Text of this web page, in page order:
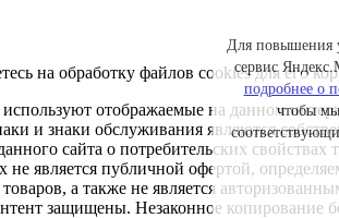
на обработку файлов cookies для его
отображаемые на данном
и знаки обслуживания являются
сайта о потребительских
не является публичной офертой,
а также не является
защищены. Незаконное копирование
Для повышения
сервис
подробнее о
чтобы